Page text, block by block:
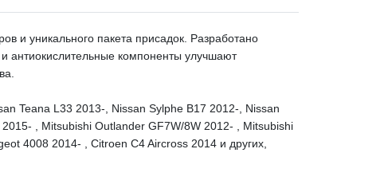
и уникального пакета присадок. Разработано
антиокислительные компоненты улучшают
Teana L33 2013-, Nissan Sylphe B17 2012-, Nissan
, Mitsubishi Outlander GF7W/8W 2012- , Mitsubishi
4008 2014- , Citroen C4 Aircross 2014 и других,